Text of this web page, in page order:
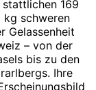
169
schweren
Gelassenheit
– von der
bis zu den
Ihre